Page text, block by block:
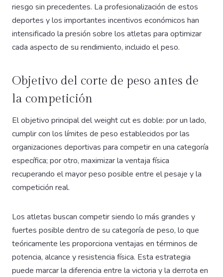
riesgo sin precedentes. La profesionalización de estos
deportes y los importantes incentivos económicos han
intensificado la presión sobre los atletas para optimizar
cada aspecto de su rendimiento, incluido el peso.
Objetivo del corte de peso antes de
la competición
El objetivo principal del weight cut es doble: por un lado,
cumplir con los límites de peso establecidos por las
organizaciones deportivas para competir en una categoría
específica; por otro, maximizar la ventaja física
recuperando el mayor peso posible entre el pesaje y la
competición real.
Los atletas buscan competir siendo lo más grandes y
fuertes posible dentro de su categoría de peso, lo que
teóricamente les proporciona ventajas en términos de
potencia, alcance y resistencia física. Esta estrategia
puede marcar la diferencia entre la victoria y la derrota en